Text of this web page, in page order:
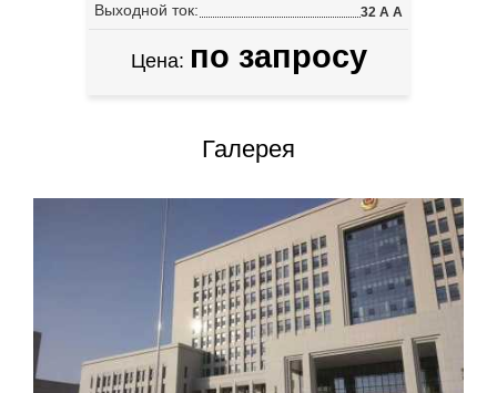
Выходной ток: 32 А А
Цена: по запросу
Галерея